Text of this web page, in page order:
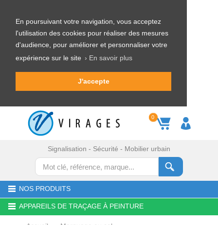
En poursuivant votre navigation, vous acceptez
l'utilisation des cookies pour réaliser des mesures
d'audience, pour améliorer et personnaliser votre
expérience sur le site › En savoir plus
J'accepte
0
Signalisation - Sécurité - Mobilier urbain
NOS PRODUITS
APPAREILS DE TRAÇAGE À PEINTURE